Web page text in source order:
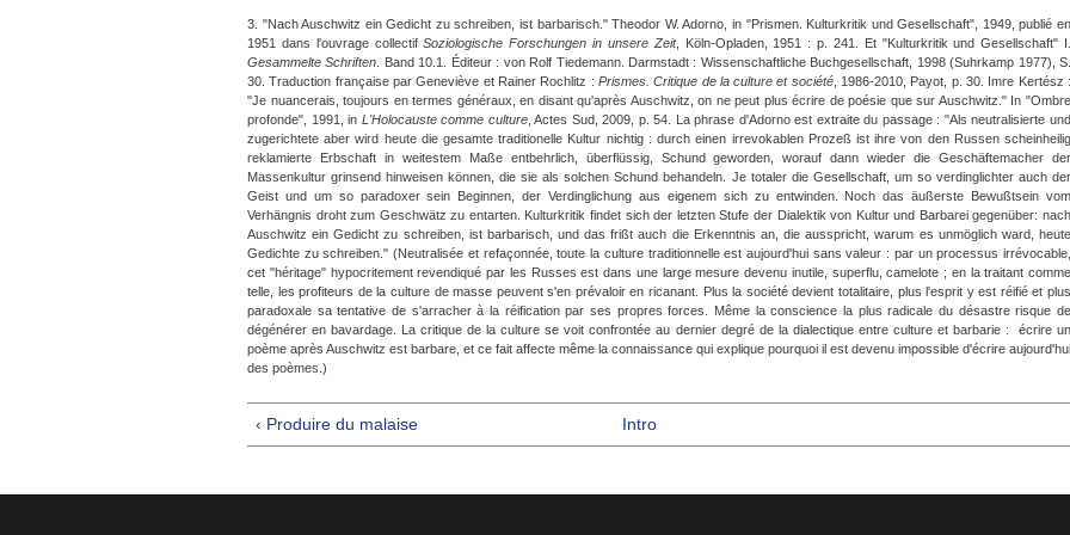
3. "Nach Auschwitz ein Gedicht zu schreiben, ist barbarisch." Theodor W. Adorno, in "Prismen. Kulturkritik und Gesellschaft", 1949, publié en
1951 dans l'ouvrage collectifSoziologische Forschungen in unsereZeit, Köln-Opladen, 1951 : p. 241. Et "Kulturkritik und Gesellschaft" I.
Gesammelte Schriften . Band 10.1. Éditeur : von Rolf Tiedemann. Darmstadt : Wissenschaftliche Buchgesellschaft, 1998 (Suhrkamp 1977), S.
30. Traduction française par Geneviève et Rainer Rochlitz : Prismes. Critique de la culture et société, 1986-2010, Payot, p. 30. Imre Kertész :
"Je nuancerais, toujours en termes généraux, en disant qu'après Auschwitz, on ne peut plus écrire de poésie que sur Auschwitz." In "Ombre
profonde", 1991, in L'Holocauste comme culture, Actes Sud, 2009, p. 54. La phrase d'Adorno est extraite du passage : "Als neutralisierte und
zugerichtete aber wird heute die gesamte traditionelle Kultur nichtig : durch einen irrevokablen Prozeß ist ihre von den Russen scheinheilig
reklamierte Erbschaft in weitestem Maße entbehrlich, überflüssig, Schund geworden, worauf dann wieder die Geschäftemacher der
Massenkultur grinsend hinweisen können, die sie als solchen Schund behandeln. Je totaler die Gesellschaft, um so verdinglichter auch der
Geist und um so paradoxer sein Beginnen, der Verdinglichung aus eigenem sich zu entwinden. Noch das äußerste Bewußtsein vom
Verhängnis droht zum Geschwätz zu entarten. Kulturkritik findet sich der letzten Stufe der Dialektik von Kultur und Barbarei gegenüber: nach
Auschwitz ein Gedicht zu schreiben, ist barbarisch, und das frißt auch die Erkenntnis an, die ausspricht, warum es unmöglich ward, heute
Gedichte zu schreiben." (Neutralisée et refaçonnée, toute la culture traditionnelle est aujourd'hui sans valeur : par un processus irrévocable,
cet "héritage" hypocritement revendiqué par les Russes est dans une large mesure devenu inutile, superflu, camelote ; en la traitant comme
telle, les profiteurs de la culture de masse peuvent s'en prévaloir en ricanant. Plus la société devient totalitaire, plus l'esprit y est réifié et plus
paradoxale sa tentative de s'arracher à la réification par ses propres forces. Même la conscience la plus radicale du désastre risque de
dégénérer en bavardage. La critique de la culture se voit confrontée au dernier degré de la dialectique entre culture et barbarie : écrire un
poème après Auschwitz est barbare, et ce fait affecte même la connaissance qui explique pourquoi il est devenu impossible d'écrire aujourd'hui
des poèmes.)
‹ Produire du malaise Intro